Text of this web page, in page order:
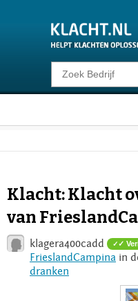
Klacht melden
Voor Bedrijven
Login
Klacht: Klacht
van
klagera400cadd ✓
FrieslandCampina in
dranken